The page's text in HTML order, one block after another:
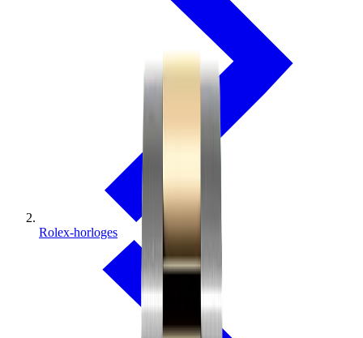
Rolex-horloges